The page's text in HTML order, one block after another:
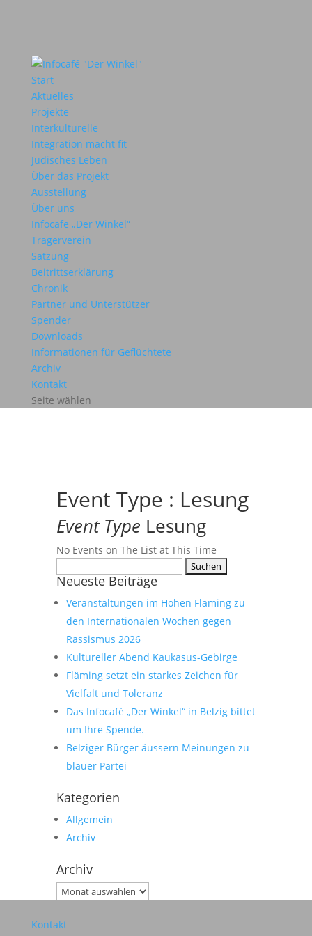
Start
Aktuelles
Projekte
Interkulturelle
Integration macht fit
Jüdisches Leben
Über das Projekt
Ausstellung
Über uns
Infocafe „Der Winkel“
Trägerverein
Satzung
Beitrittserklärung
Chronik
Partner und Unterstützer
Spender
Downloads
Informationen für Geflüchtete
Archiv
Kontakt
Seite wählen
Event Type : Lesung
Event Type Lesung
No Events on The List at This Time
nach:
Neueste Beiträge
Veranstaltungen im Hohen Fläming zu
den Internationalen Wochen gegen
Rassismus 2026
Kultureller Abend Kaukasus-Gebirge
Fläming setzt ein starkes Zeichen für
Vielfalt und Toleranz
Das Infocafé „Der Winkel“ in Belzig bittet
um Ihre Spende.
Belziger Bürger äussern Meinungen zu
blauer Partei
Kategorien
Allgemein
Archiv
Archiv
Archiv
Kontakt